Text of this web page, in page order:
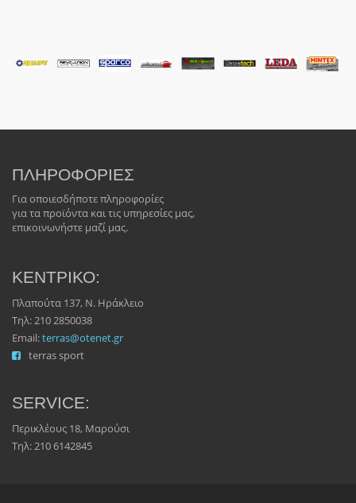
ΠΛΗΡΟΦΟΡΙΕΣ
Για οποιεσδήποτε πληροφορίες
για τα προϊόντα και τις υπηρεσίες μας,
επικοινωνήστε μαζί μας.
ΚΕΝΤΡΙΚΟ:
Πλαπούτα 137, Ν. Ηράκλειο
Τηλ: 210 2850038
Email:terras@otenet.gr
terras sport
SERVICE:
Περικλέους 18, Μαρούσι
Τηλ: 210 6142845